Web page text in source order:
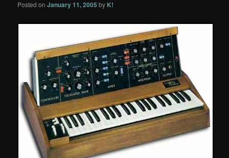
Posted onJanuary 11, 2005 by K!